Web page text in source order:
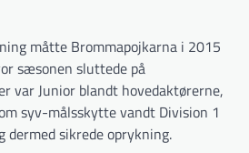
måtte Brommapojkarna i 2015
sæsonen sluttede på
var Junior blandt hovedaktørerne,
syv-målsskytte vandt Division 1
dermed sikrede oprykning.